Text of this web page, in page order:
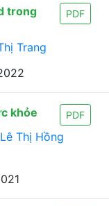
trong
PDF
Trang
khỏe PDF
Lê Thị Hồng